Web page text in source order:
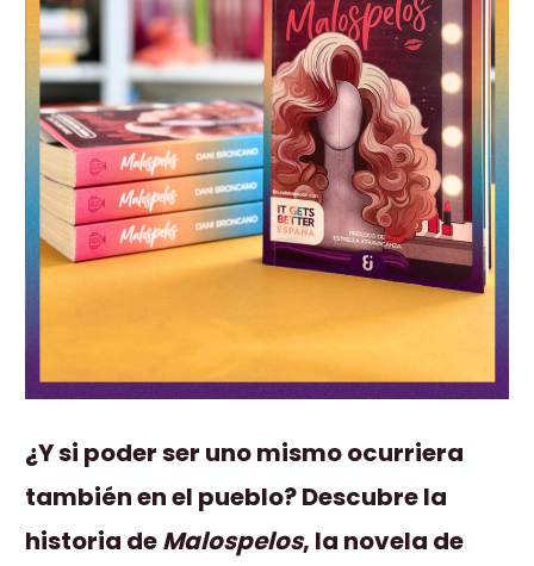
¿Y si poder ser uno mismo ocurriera
también en el pueblo? Descubre la
historia deMalospelos, la novela de